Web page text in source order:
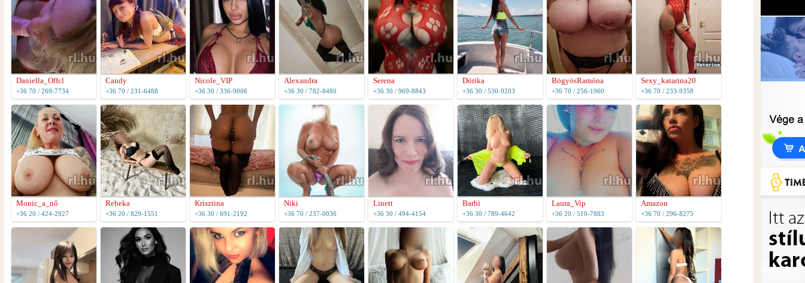
Daniella_Offcl
+36 70 / 269-7734
Candy
+36 70 / 231-6488
Nicole_VIP
+36 30 / 336-9006
Alexandra
+36 30 / 782-8480
Serena
+36 30 / 969-8843
Dórika
+36 30 / 530-9203
BögyösRamóna
+36 70 / 256-1960
Sexy_katarina20
+36 70 / 233-9358
Monic_a_nő
+36 20 / 424-2927
Rebeka
+36 20 / 829-1551
Krisztina
+36 30 / 691-2192
Niki
+36 70 / 237-0036
Linett
+36 30 / 494-4154
Barbi
+36 30 / 789-4642
Laura_Vip
+36 20 / 510-7883
Amazon
+36 70 / 296-8275